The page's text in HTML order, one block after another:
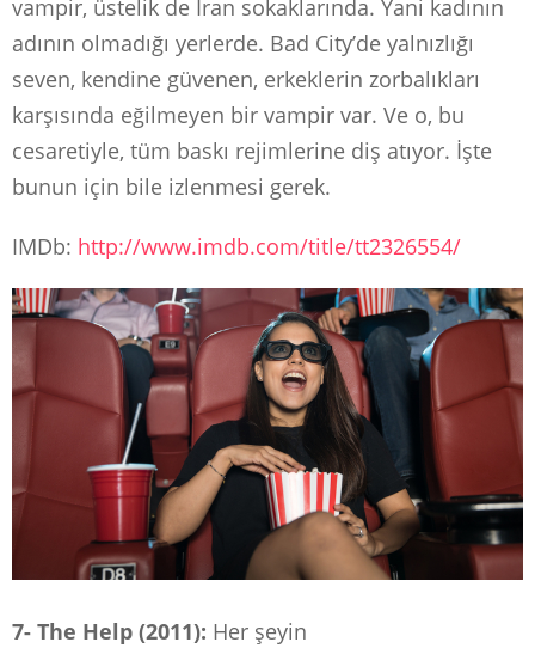
vampir, üstelik de İran sokaklarında. Yani kadının
adının olmadığı yerlerde. Bad City’de yalnızlığı
seven, kendine güvenen, erkeklerin zorbalıkları
karşısında eğilmeyen bir vampir var. Ve o, bu
cesaretiyle, tüm baskı rejimlerine diş atıyor. İşte
bunun için bile izlenmesi gerek.
IMDb: http://www.imdb.com/title/tt2326554/
7- The Help (2011): Her şeyin